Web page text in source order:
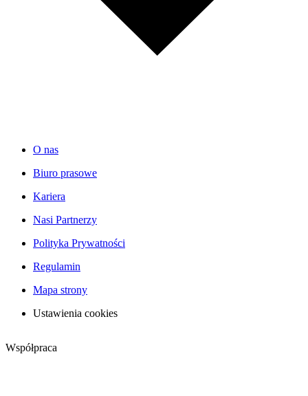
O nas
Biuro prasowe
Kariera
Nasi Partnerzy
Polityka Prywatności
Regulamin
Mapa strony
Ustawienia cookies
Współpraca